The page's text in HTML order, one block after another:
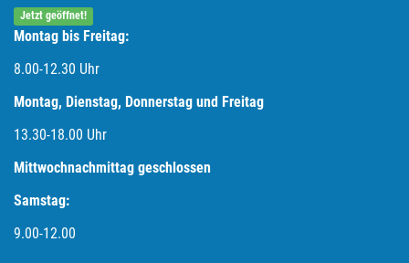
Jetzt geöffnet!
Montag bis Freitag:
8.00-12.30 Uhr
Montag, Dienstag, Donnerstag und Freitag
13.30-18.00 Uhr
Mittwochnachmittag geschlossen
Samstag:
9.00-12.00